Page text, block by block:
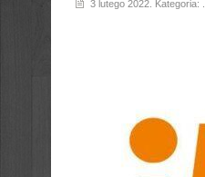
3 lutego 2022. Kategoria: .